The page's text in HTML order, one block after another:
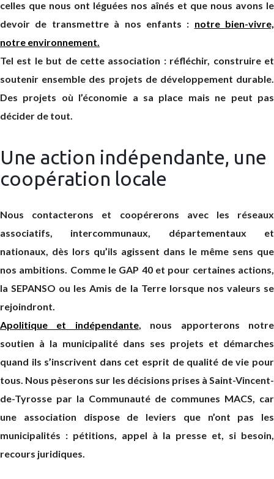
celles que nous ont léguées nos aînés et que nous avons le
devoir de transmettre à nos enfants : notre bien-vivre,
notre environnement.
Tel est le but de cette association : réfléchir, construire et
soutenir ensemble des projets de développement durable.
Des projets où l’économie a sa place mais ne peut pas
décider de tout.
Une action indépendante, une
coopération locale
Nous contacterons et coopérerons avec les réseaux
associatifs, intercommunaux, départementaux et
nationaux, dès lors qu’ils agissent dans le même sens que
nos ambitions. Comme le GAP 40 et pour certaines actions,
la SEPANSO ou les Amis de la Terre lorsque nos valeurs se
rejoindront.
Apolitique et indépendante, nous apporterons notre
soutien à la municipalité dans ses projets et démarches
quand ils s’inscrivent dans cet esprit de qualité de vie pour
tous. Nous pèserons sur les décisions prises à Saint-Vincent-
de-Tyrosse par la Communauté de communes MACS, car
une association dispose de leviers que n’ont pas les
municipalités : pétitions, appel à la presse et, si besoin,
recours juridiques.